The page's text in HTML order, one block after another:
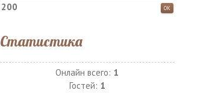
200
Статистика
Онлайн всего: 1
Гостей: 1